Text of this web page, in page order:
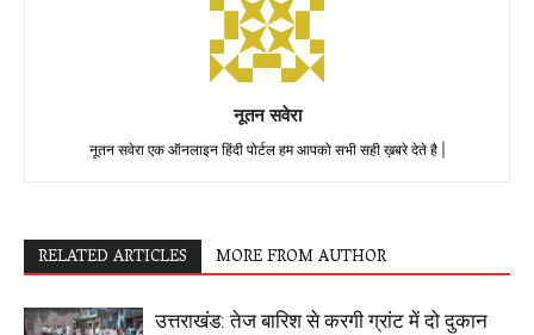
नूतन सवेरा
नूतन सवेरा एक ऑनलाइन हिंदी पोर्टल हम आपको सभी सही ख़बरे देते है |
RELATED ARTICLES MORE FROM AUTHOR
उत्तराखंड: तेज बारिश से करगी ग्रांट में दो दुकान